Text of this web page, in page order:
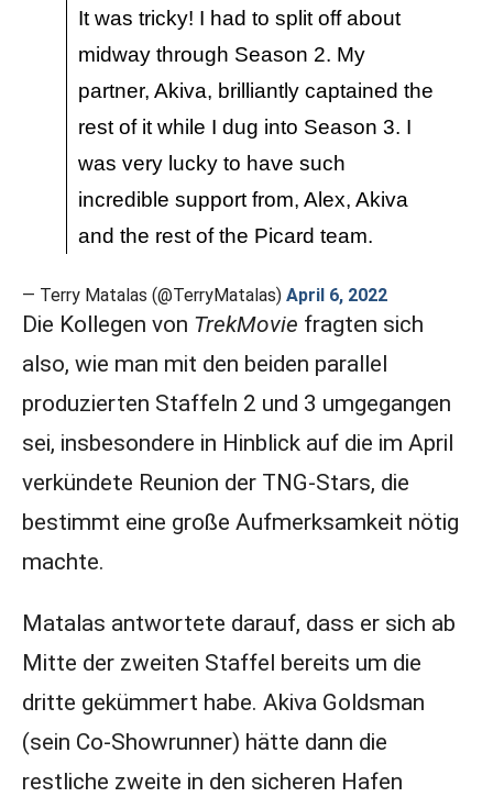
It was tricky! I had to split off about
midway through Season 2. My
partner, Akiva, brilliantly captained the
rest of it while I dug into Season 3. I
was very lucky to have such
incredible support from, Alex, Akiva
and the rest of the Picard team.
— Terry Matalas (@TerryMatalas) April 6, 2022
Die Kollegen von TrekMovie fragten sich
also, wie man mit den beiden parallel
produzierten Staffeln 2 und 3 umgegangen
sei, insbesondere in Hinblick auf die im April
verkündete Reunion der TNG-Stars, die
bestimmt eine große Aufmerksamkeit nötig
machte.
Matalas antwortete darauf, dass er sich ab
Mitte der zweiten Staffel bereits um die
dritte gekümmert habe. Akiva Goldsman
(sein Co-Showrunner) hätte dann die
restliche zweite in den sicheren Hafen